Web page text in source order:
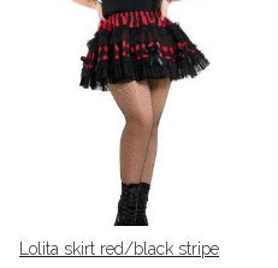
Lolita skirt red/black stripe